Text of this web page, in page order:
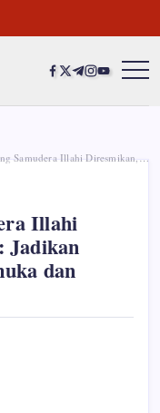
https://
https://twitter.com/
https://t.me/
https://
https://
Hendrajoni : Jadikan Sebagai Destinasi Terkemuka dan Religius Secara Nasional
Illahi
Jadikan
dan